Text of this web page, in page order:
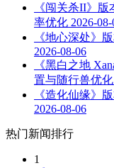
《闯关杀II》
率优化 2026-08-
《地心深处》
2026-08-06
《黑白之地
置与随行兽优化
《造化仙缘》
2026-08-06
热门新闻排行
1